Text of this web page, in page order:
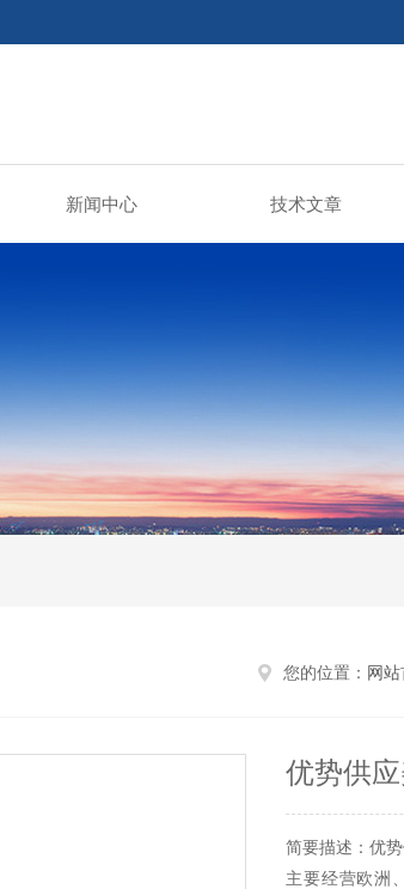
新闻中心 技术文章
您的位置： 网
优势供
简要描述：优
主要经营欧洲